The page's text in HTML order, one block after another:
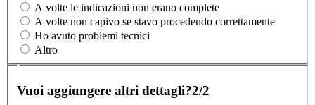
A volte le indicazioni non erano complete
A volte non capivo se stavo procedendo correttamente
Ho avuto problemi tecnici
Altro
Vuoi aggiungere altri dettagli?2/2